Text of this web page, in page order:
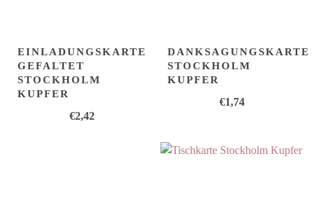
EINLADUNGSKARTE
GEFALTET
STOCKHOLM
KUPFER
€2,42
DANKSAGUNGSKARTE
STOCKHOLM
KUPFER
€1,74